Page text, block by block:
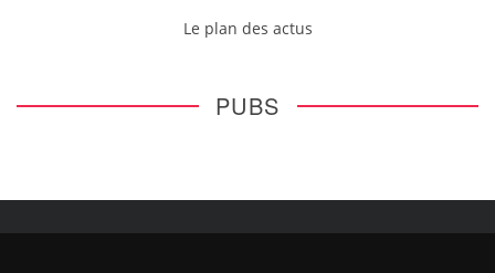
Le plan des actus
PUBS